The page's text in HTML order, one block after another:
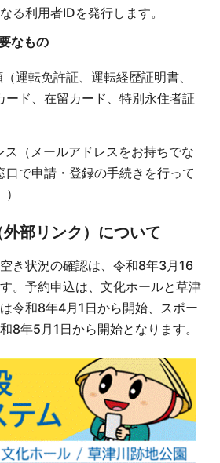
る利用者IDを発行します。
なもの
運転免許証、運転経歴証明書、
ード、在留カード、特別永住者証
ス（メールアドレスをお持ちでな
口で申請・登録の手続きを行って
部リンク）について
き状況の確認は、令和8年3月16
。予約申込は、文化ホールと草津
令和8年4月1日から開始、スポー
8年5月1日から開始となります。